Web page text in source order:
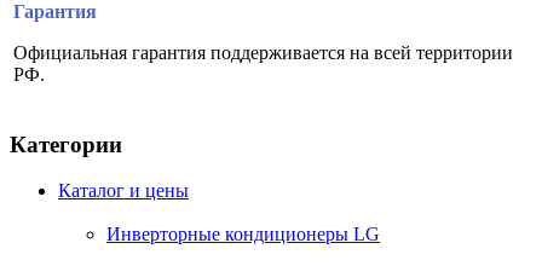
Гарантия
Официальная гарантия поддерживается на всей территории
РФ.
Категории
Каталог и цены
Инверторные кондиционеры LG